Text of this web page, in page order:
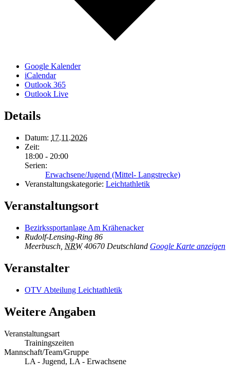
Google Kalender
iCalendar
Outlook 365
Outlook Live
Details
Datum: 17.11.2026
Zeit:
18:00 - 20:00
Serien:
Erwachsene/Jugend (Mittel- Langstrecke)
Veranstaltungskategorie: Leichtathletik
Veranstaltungsort
Bezirkssportanlage Am Krähenacker
Rudolf-Lensing-Ring 86
Meerbusch NRW 40670 Deutschland Google Karte anzeigen
Veranstalter
OTV Abteilung Leichtathletik
Weitere Angaben
Veranstaltungsart
Trainingszeiten
Mannschaft/Team/Gruppe
LA - Jugend, LA - Erwachsene